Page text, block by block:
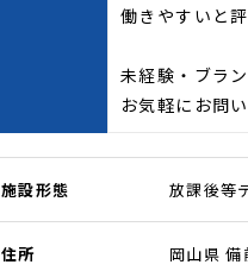
働きやすいと
未経験・ブラ
お気軽にお問
施設形態 放課後等
住所 岡山県